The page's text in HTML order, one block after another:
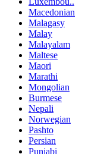
Macedonian
Malagasy
Malay
Malayalam
Maltese
Maori
Marathi
Mongolian
Burmese
Nepali
Norwegian
Pashto
Persian
Punjabi